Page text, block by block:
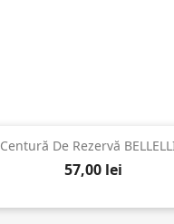
Centură De Rezervă
57,00 lei
 Vizualizare rapida